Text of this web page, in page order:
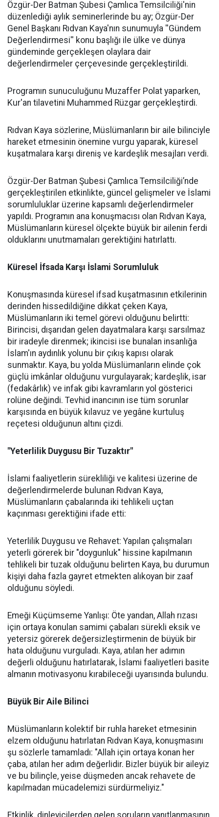
​Özgür-Der Batman Şubesi Çamlıca Temsilciliği'nin
düzenlediği aylık seminerlerinde bu ay; Özgür-Der
Genel Başkanı Rıdvan Kaya'nın sunumuyla ''Gündem
Değerlendirmesi'' konu başlığı ile ülke ve dünya
gündeminde gerçekleşen olaylara dair
değerlendirmeler çerçevesinde gerçekleştirildi.
Programın sunuculuğunu Muzaffer Polat yaparken,
Kur'an tilavetini Muhammed Rüzgar gerçekleştirdi.
Rıdvan Kaya sözlerine, Müslümanların bir aile bilinciyle
hareket etmesinin önemine vurgu yaparak, küresel
kuşatmalara karşı direniş ve kardeşlik mesajları verdi.
Özgür-Der Batman Şubesi Çamlıca Temsilciliği’nde
gerçekleştirilen etkinlikte, güncel gelişmeler ve İslami
sorumluluklar üzerine kapsamlı değerlendirmeler
yapıldı. Programın ana konuşmacısı olan Rıdvan Kaya,
Müslümanların küresel ölçekte büyük bir ailenin ferdi
olduklarını unutmamaları gerektiğini hatırlattı.
Küresel İfsada Karşı İslami Sorumluluk
Konuşmasında küresel ifsad kuşatmasının etkilerinin
derinden hissedildiğine dikkat çeken Kaya,
Müslümanların iki temel görevi olduğunu belirtti:
Birincisi, dışarıdan gelen dayatmalara karşı sarsılmaz
bir iradeyle direnmek; ikincisi ise bunalan insanlığa
İslam'ın aydınlık yolunu bir çıkış kapısı olarak
sunmaktır. Kaya, bu yolda Müslümanların elinde çok
güçlü imkânlar olduğunu vurgulayarak; kardeşlik, isar
(fedakârlık) ve infak gibi kavramların yol gösterici
rolüne değindi. Tevhid inancının ise tüm sorunlar
karşısında en büyük kılavuz ve yegâne kurtuluş
reçetesi olduğunun altını çizdi.
"Yeterlilik Duygusu Bir Tuzaktır"
İslami faaliyetlerin sürekliliği ve kalitesi üzerine de
değerlendirmelerde bulunan Rıdvan Kaya,
Müslümanların çabalarında iki tehlikeli uçtan
kaçınması gerektiğini ifade etti:
Yeterlilik Duygusu ve Rehavet: Yapılan çalışmaları
yeterli görerek bir "doygunluk" hissine kapılmanın
tehlikeli bir tuzak olduğunu belirten Kaya, bu durumun
kişiyi daha fazla gayret etmekten alıkoyan bir zaaf
olduğunu söyledi.
Emeği Küçümseme Yanlışı: Öte yandan, Allah rızası
için ortaya konulan samimi çabaları sürekli eksik ve
yetersiz görerek değersizleştirmenin de büyük bir
hata olduğunu vurguladı. Kaya, atılan her adımın
değerli olduğunu hatırlatarak, İslami faaliyetleri basite
almanın motivasyonu kırabileceği uyarısında bulundu.
Büyük Bir Aile Bilinci
Müslümanların kolektif bir ruhla hareket etmesinin
elzem olduğunu hatırlatan Rıdvan Kaya, konuşmasını
şu sözlerle tamamladı: "Allah için ortaya konan her
çaba, atılan her adım değerlidir. Bizler büyük bir aileyiz
ve bu bilinçle, yeise düşmeden ancak rehavete de
kapılmadan mücadelemizi sürdürmeliyiz."
Etkinlik, dinleyicilerden gelen soruların yanıtlanmasının